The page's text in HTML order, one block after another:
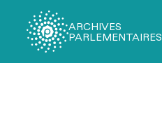
ARCHIVES
PARLEMENTAIRES